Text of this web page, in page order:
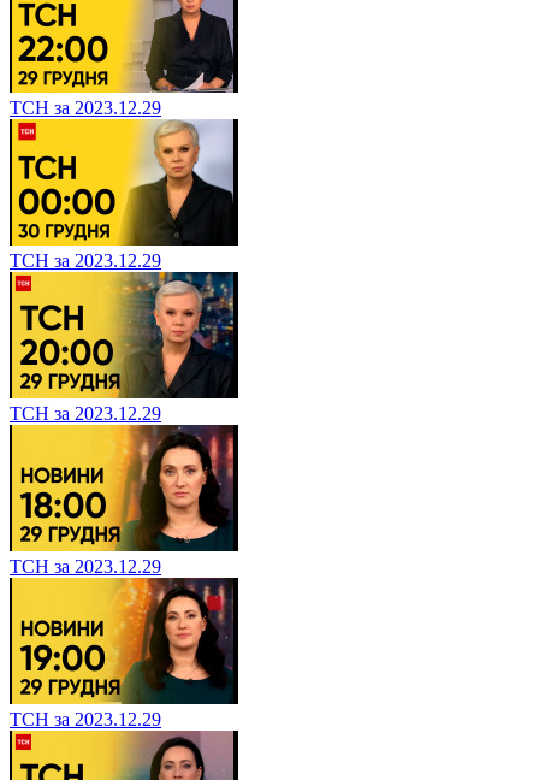
ТСН за 2023.12.29
ТСН за 2023.12.29
ТСН за 2023.12.29
ТСН за 2023.12.29
ТСН за 2023.12.29